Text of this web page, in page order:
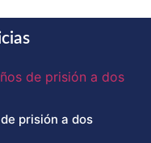
prisión a dos